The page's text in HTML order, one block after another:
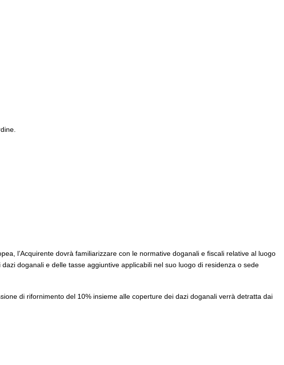
l’Acquirente dovrà familiarizzare con le normative doganali e fiscali relative al luogo
doganali e delle tasse aggiuntive applicabili nel suo luogo di residenza o sede
di rifornimento del 10% insieme alle coperture dei dazi doganali verrà detratta dai